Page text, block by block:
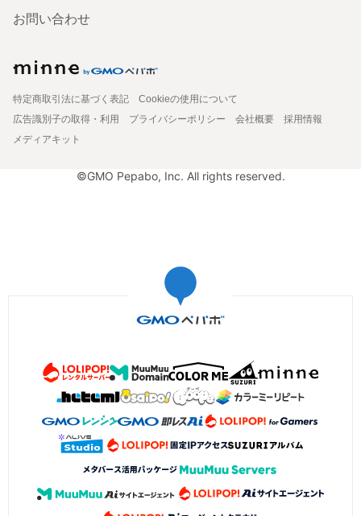
お問い合わせ
特定商取引法に基づく表記
Cookieの使用について
広告識別子の取得・利用
プライバシーポリシー 会社概要
採用情報
メディアキット
©GMO Pepabo, Inc. All rights reserved.